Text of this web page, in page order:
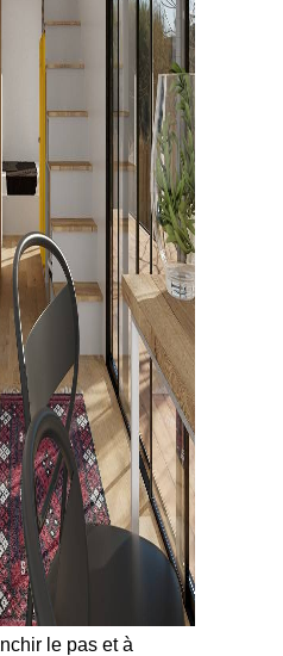
le pas et à